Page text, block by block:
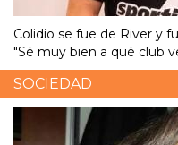
Colidio se fue de River y
"Sé muy bien a qué club
SOCIEDAD